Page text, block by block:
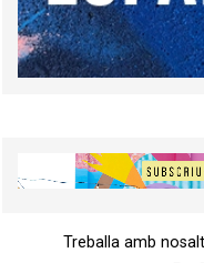
Treballa amb